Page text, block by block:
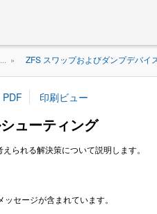
» ZFS スワップおよびダンプデバイ
ューティング
られる解決策について説明します。
セージが含まれています。